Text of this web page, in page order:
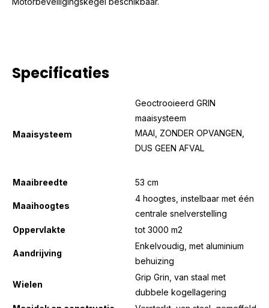
Specificaties
Maaisysteem
Geoctrooieerd GRIN
maaisysteem
MAAI, ZONDER OPVANGEN,
DUS GEEN AFVAL
Maaibreedte 53 cm
Maaihoogtes
4 hoogtes, instelbaar met één
centrale snelverstelling
Oppervlakte
tot 3000 m2
Aandrijving
Enkelvoudig, met aluminium
behuizing
Wielen
Grip Grin, van staal met
dubbele kogellagering